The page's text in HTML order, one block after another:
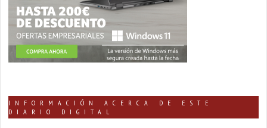
INFORMACIÓN ACERCA DE ESTE
DIARIO DIGITAL